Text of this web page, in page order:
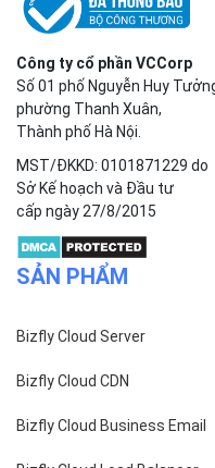
Công ty cổ phần VCCorp
Số 01 phố Nguyễn Huy Tưởng,
Thành phố Hà Nội.
MST/ĐKKD: 0101871229 do
Sở Kế hoạch và Đầu tư
cấp ngày 27/8/2015
Bizfly Cloud Server
Bizfly Cloud CDN